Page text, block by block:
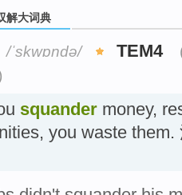
解大词典
/ˈskwɒndə/ TEM4
squander money,
you waste